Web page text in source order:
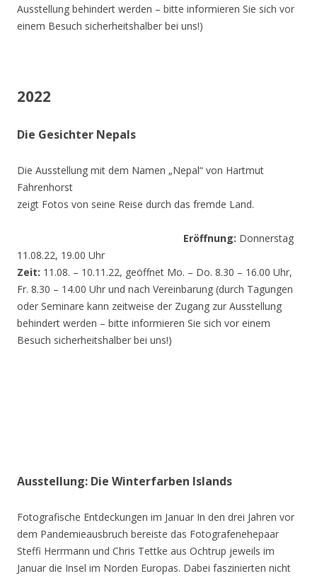
Ausstellung behindert werden – bitte informieren Sie sich vor
einem Besuch sicherheitshalber bei uns!)
2022
Die Gesichter Nepals
Die Ausstellung mit dem Namen „Nepal“ von Hartmut
Fahrenhorst
zeigt Fotos von seine Reise durch das fremde Land.
Eröffnung: Donnerstag
11.08.22, 19.00 Uhr
Zeit: 11.08. – 10.11.22, geöffnet Mo. – Do. 8.30 – 16.00 Uhr,
Fr. 8.30 – 14.00 Uhr und nach Vereinbarung (durch Tagungen
oder Seminare kann zeitweise der Zugang zur Ausstellung
behindert werden – bitte informieren Sie sich vor einem
Besuch sicherheitshalber bei uns!)
Ausstellung: Die Winterfarben Islands
Fotografische Entdeckungen im Januar In den drei Jahren vor
dem Pandemieausbruch bereiste das Fotografenehepaar
Steffi Herrmann und Chris Tettke aus Ochtrup jeweils im
Januar die Insel im Norden Europas. Dabei faszinierten nicht